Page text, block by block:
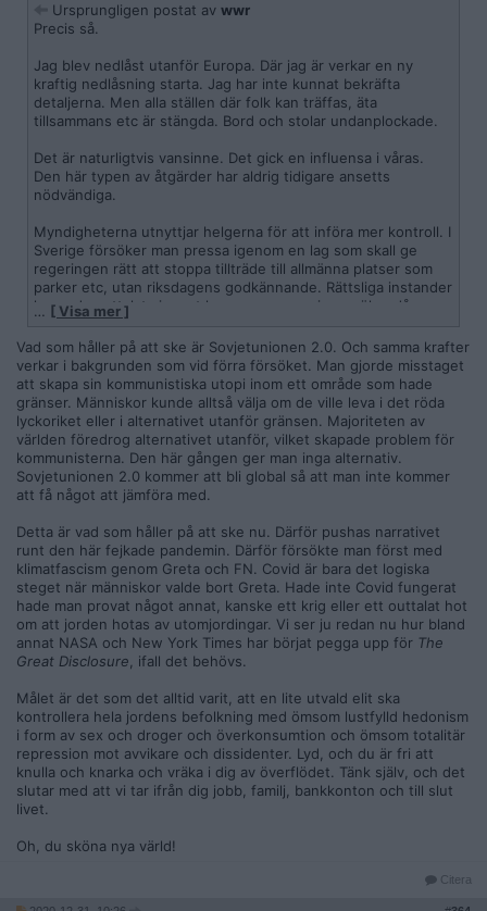
Ursprungligen postat av wwr
Precis så.
Jag blev nedlåst utanför Europa. Där jag är verkar en ny
kraftig nedlåsning starta. Jag har inte kunnat bekräfta
detaljerna. Men alla ställen där folk kan träffas, äta
tillsammans etc är stängda. Bord och stolar undanplockade.
Det är naturligtvis vansinne. Det gick en influensa i våras.
Den här typen av åtgärder har aldrig tidigare ansetts
nödvändiga.
Myndigheterna utnyttjar helgerna för att införa mer kontroll. I
Sverige försöker man pressa igenom en lag som skall ge
regeringen rätt att stoppa tillträde till allmänna platser som
parker etc, utan riksdagens godkännande. Rättsliga instander
har redan uttalat sig mot lagen men regeringen ökar då
istället takten av genomförandet. Mötesförbud och
reseförbud införs. "Social distancing" på alla plan.
Samhället har slagits isär genom massinvandring och extrem
feminism. Greta Thunberg och andra försöker slå isär
familjerna genom att säga att barnen vet bättre än de vuxna
och därför bör bestämma i familjerna. Internettrollen slår isär
diskussioner med personangrepp. Även internet slås isär. För
att nå Flashback måste jag nu köra VPN från Sverige. Andra
sajter är ännu opåverkade.
Jag har ingen grund i historia. Men det känns som en av de
största förändringarna någonsin i historien. Vi får hoppas att
det finns unga som förstår vad som händer och protesterar.
Som sagt är globalismen människofientlig. Kontroll flyttas från
folket, t.ex till EU som styrs av lobbygrupper och
storfinansen. Som ofta visar sig betydelsen av ord vara
omvänd. Soros "Open Society" och "globalisering" innebär
nedlåsning.
… [ Visa mer ]
Vad som håller på att ske är Sovjetunionen 2.0. Och samma krafter
verkar i bakgrunden som vid förra försöket. Man gjorde misstaget
att skapa sin kommunistiska utopi inom ett område som hade
gränser. Människor kunde alltså välja om de ville leva i det röda
lyckoriket eller i alternativet utanför gränsen. Majoriteten av
världen föredrog alternativet utanför, vilket skapade problem för
kommunisterna. Den här gången ger man inga alternativ.
Sovjetunionen 2.0 kommer att bli global så att man inte kommer
att få något att jämföra med.
Detta är vad som håller på att ske nu. Därför pushas narrativet
runt den här fejkade pandemin. Därför försökte man först med
klimatfascism genom Greta och FN. Covid är bara det logiska
steget när människor valde bort Greta. Hade inte Covid fungerat
hade man provat något annat, kanske ett krig eller ett outtalat hot
om att jorden hotas av utomjordingar. Vi ser ju redan nu hur bland
annat NASA och New York Times har börjat pegga upp för The
Great Disclosure , ifall det behövs.
Målet är det som det alltid varit, att en lite utvald elit ska
kontrollera hela jordens befolkning med ömsom lustfylld hedonism
i form av sex och droger och överkonsumtion och ömsom totalitär
repression mot avvikare och dissidenter. Lyd, och du är fri att
knulla och knarka och vräka i dig av överflödet. Tänk själv, och det
slutar med att vi tar ifrån dig jobb, familj, bankkonton och till slut
livet.
Oh, du sköna nya värld!
Citera